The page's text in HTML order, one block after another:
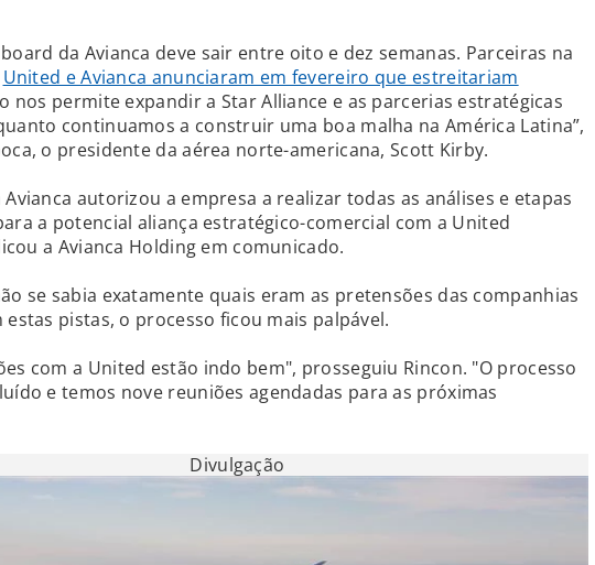
da Avianca deve sair entre oito e dez semanas. Parceiras na
United e Avianca anunciaram em fevereiro que estreitariam
nos permite expandir a Star Alliance e as parcerias estratégicas
continuamos a construir uma boa malha na América Latina”,
o presidente da aérea norte-americana, Scott Kirby.
Avianca autorizou a empresa a realizar todas as análises e etapas
a potencial aliança estratégico-comercial com a United
a Avianca Holding em comunicado.
se sabia exatamente quais eram as pretensões das companhias
estas pistas, o processo ficou mais palpável.
com a United estão indo bem", prosseguiu Rincon. "O processo
e temos nove reuniões agendadas para as próximas
Divulgação